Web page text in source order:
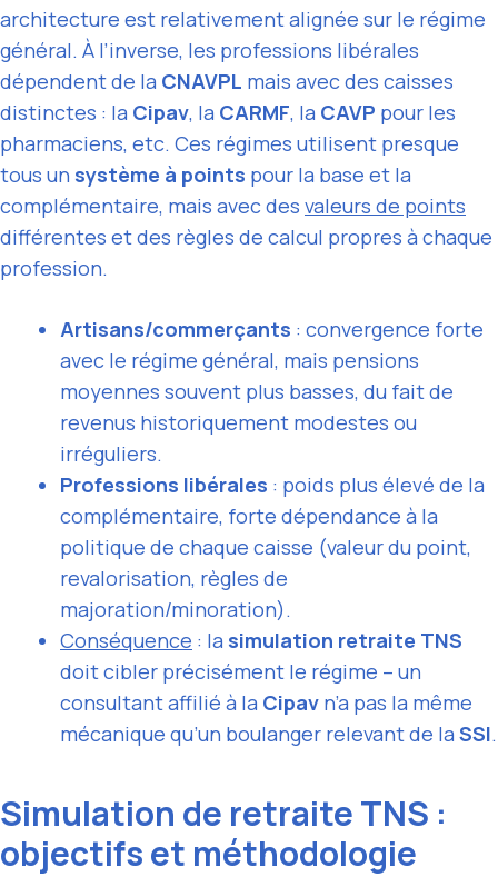
architecture est relativement alignée sur le régime
général. À l’inverse, les professions libérales
dépendent de la CNAVPL mais avec des caisses
distinctes : la Cipav, la CARMF, la CAVP pour les
pharmaciens, etc. Ces régimes utilisent presque
tous un système à points pour la base et la
complémentaire, mais avec des valeurs de points
différentes et des règles de calcul propres à chaque
profession.
Artisans/commerçants : convergence forte
avec le régime général, mais pensions
moyennes souvent plus basses, du fait de
revenus historiquement modestes ou
irréguliers.
Professions libérales : poids plus élevé de la
complémentaire, forte dépendance à la
politique de chaque caisse (valeur du point,
revalorisation, règles de
majoration/minoration).
Conséquence : la simulation retraite TNS
doit cibler précisément le régime – un
consultant affilié à la Cipav n’a pas la même
mécanique qu’un boulanger relevant de la SSI.
Simulation de retraite TNS :
objectifs et méthodologie